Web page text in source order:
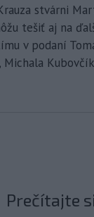
stvárni
tešiť aj na
v podaní
Prečítajte